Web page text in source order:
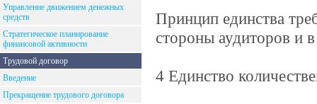
Управление движением денежных
средств
Стратегическое планирование
финансовой активности
Трудовой договор
Введение
Прекращение трудового договора
Принцип единства
стороны аудиторов и
4 Единство